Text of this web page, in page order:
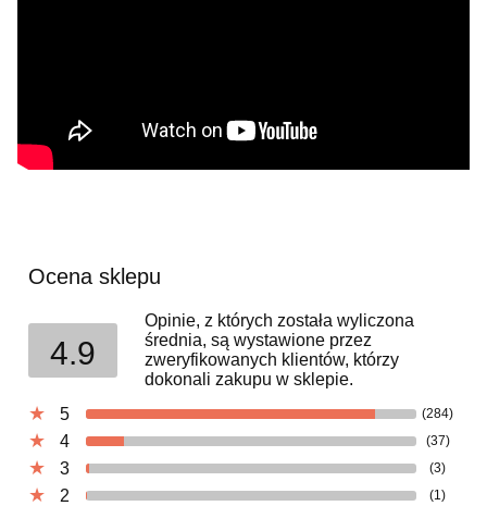
Ocena sklepu
4.9
Opinie, z których została wyliczona
średnia, są wystawione przez
zweryfikowanych klientów, którzy
dokonali zakupu w sklepie.
5
(284)
4 (37)
3 (3)
2 (1)